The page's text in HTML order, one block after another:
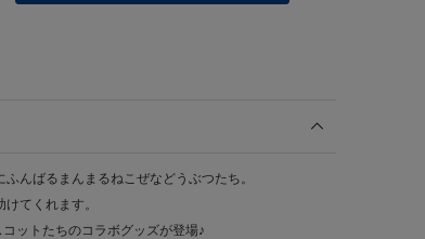
んばるまんまるねこぜなどうぶつたち。
てくれます。
ットたちのコラボグッズが登場♪